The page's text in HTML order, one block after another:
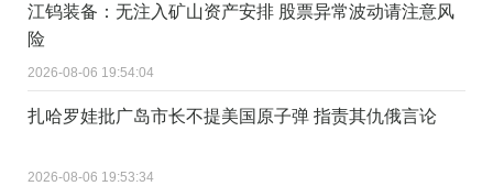
江钨装备：无注入矿山资产安排 股票异常波动请注意风
险
2026-08-06 19:54:04
扎哈罗娃批广岛市长不提美国原子弹 指责其仇俄言论
2026-08-06 19:53:34